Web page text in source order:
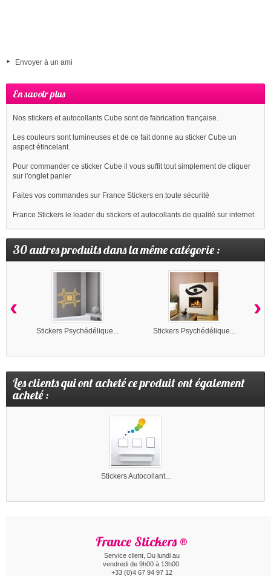
Envoyer à un ami
En savoir plus
Nos stickers et autocollants Cube sont de fabrication française.
Les couleurs sont lumineuses et de ce fait donne au sticker Cube un
aspect étincelant.
Pour commander ce sticker Cube il vous suffit tout simplement de cliquer
sur l'onglet panier
Faites vos commandes sur France Stickers en toute sécurité
France Stickers le leader du stickers et autocollants de qualité sur internet
30 autres produits dans la même catégorie :
Stickers Psychédélique... Stickers Psychédélique...
‹ ›
Les clients qui ont acheté ce produit ont également
acheté :
Stickers Autocollant...
France Stickers ®
Service client, Du lundi au
vendredi de 9h00 à 13h00.
+33 (0)4 67 94 97 12